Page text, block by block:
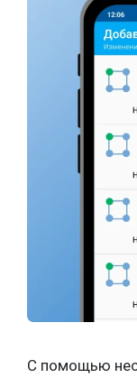
С помощью